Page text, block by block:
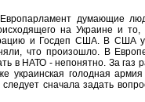
думающие
на Украине и то,
и Госдеп США. В США
что произошло. В
в НАТО - непонятно. За газ
украинская голодная
сначала задать